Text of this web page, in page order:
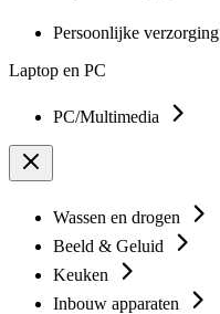
Persoonlijke verzorging
Laptop en PC
PC/Multimedia
Wassen en drogen
Beeld & Geluid
Keuken
Inbouw apparaten